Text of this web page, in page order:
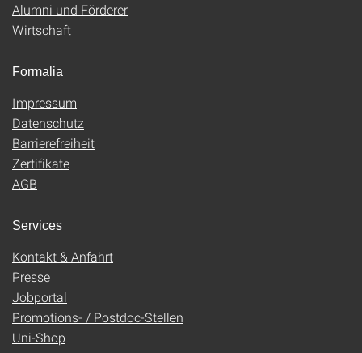
Alumni und Förderer
Wirtschaft
Formalia
Impressum
Datenschutz
Barrierefreiheit
Zertifikate
AGB
Services
Kontakt & Anfahrt
Presse
Jobportal
Promotions- / Postdoc-Stellen
Uni-Shop